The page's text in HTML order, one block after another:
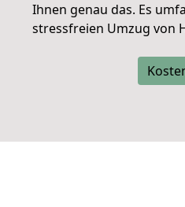
Ihnen genau das. Es
stressfreien Umzug von